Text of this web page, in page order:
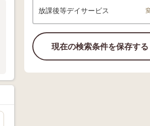
放課後等デイサービス
現在の検索条件を保存する